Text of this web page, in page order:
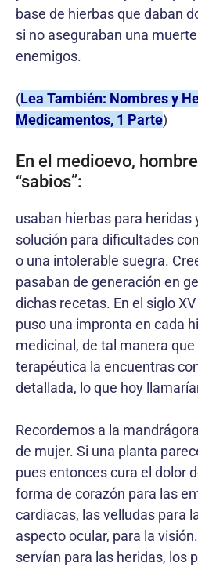
base de hierbas que daban
si no aseguraban una
enemigos.
(Lea También: Nombres y
Medicamentos, 1 Parte)
En el medioevo,
“sabios”:
usaban hierbas para heridas
solución para dificultades
o una intolerable suegra.
pasaban de generación en
dichas recetas. En el siglo
puso una impronta en cada
medicinal, de tal manera
terapéutica la encuentras
detallada, lo que hoy
Recordemos a la
de mujer. Si una planta
pues entonces cura el dolor
forma de corazón para las
cardiacas, las velludas para
aspecto ocular, para la
servían para las heridas, los